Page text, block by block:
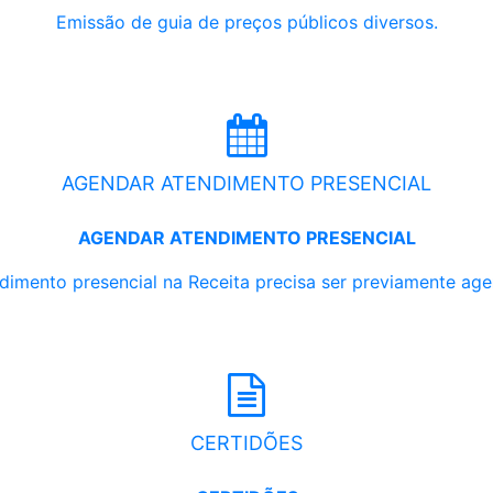
Emissão de guia de preços públicos diversos.
AGENDAR ATENDIMENTO PRESENCIAL
AGENDAR ATENDIMENTO PRESENCIAL
presencial na Receita precisa ser previamente
CERTIDÕES